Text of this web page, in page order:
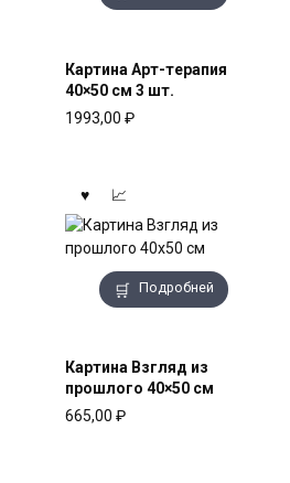
Картина Арт-терапия
40×50 см 3 шт.
1993,00 ₽
Подробней
Картина Взгляд из
прошлого 40×50 см
665,00 ₽